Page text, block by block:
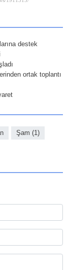
destek
ortak toplantı
Şam (1)